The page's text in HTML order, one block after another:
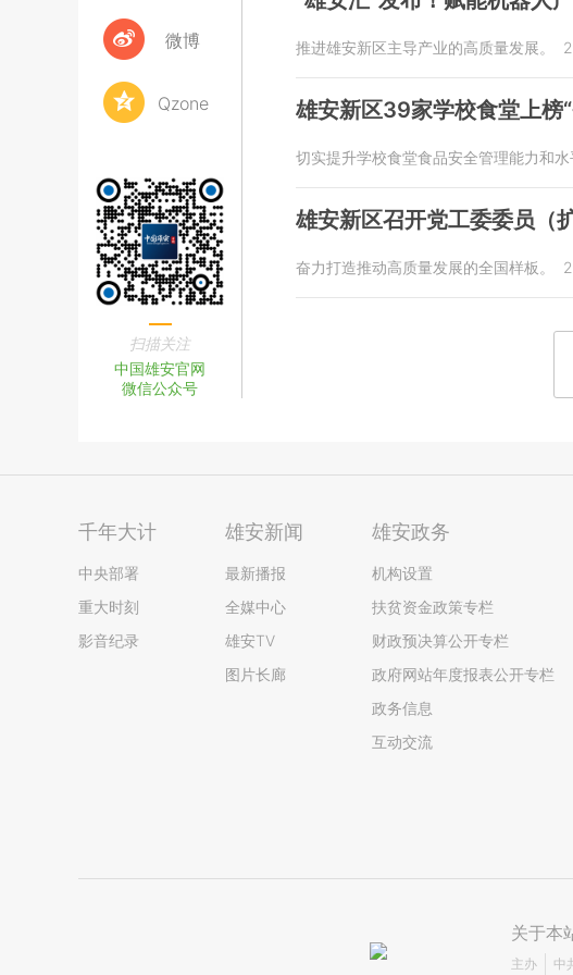
微博
Qzone
扫描关注
中国雄安官网
微信公众号
推进雄安新区主导产业的高质量发展。
雄安新区39家学校食堂上榜
切实提升学校食堂食品安全管理能力和水
雄安新区召开党工委委员（
奋力打造推动高质量发展的全国样板。
千年大计
中央部署
重大时刻
影音纪录
雄安新闻
最新播报
全媒中心
雄安TV
图片长廊
雄安政务
机构设置
扶贫资金政策专栏
财政预决算公开专栏
政府网站年度报表公开专栏
政务信息
互动交流
关于本
主办 中